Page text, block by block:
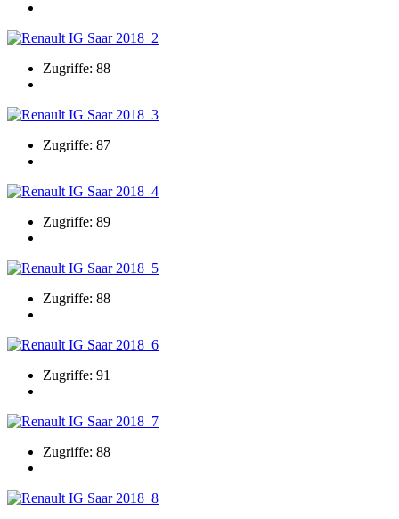
Zugriffe: 88
Zugriffe: 87
Zugriffe: 89
Zugriffe: 88
Zugriffe: 91
Zugriffe: 88